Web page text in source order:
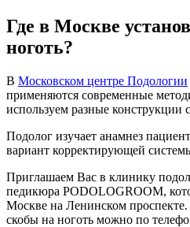
Где в Москве
ноготь?
В Московском центре Подологии
применяются современные
используем разные конструкции
Подолог изучает анамнез
вариант корректирующей
Приглашаем Вас в клинику
педикюра PODOLOGROOM,
Москве на Ленинском проспекте.
скобы на ноготь можно по